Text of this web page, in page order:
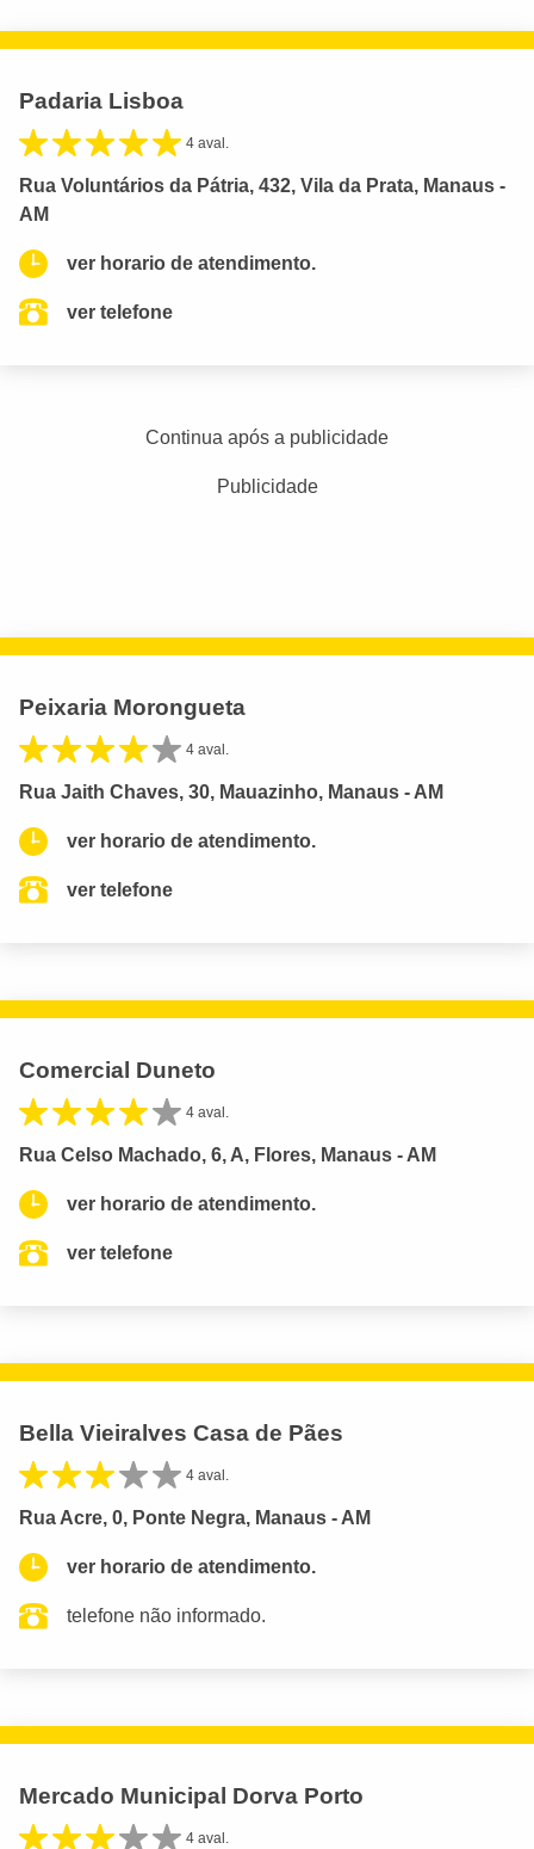
Padaria Lisboa
4 aval.
Rua Voluntários da Pátria, 432, Vila da Prata, Manaus -
AM
ver horario de atendimento.
ver telefone
Continua após a publicidade
Publicidade
Peixaria Morongueta
4 aval.
Rua Jaith Chaves, 30, Mauazinho, Manaus - AM
ver horario de atendimento.
ver telefone
Comercial Duneto
4 aval.
Rua Celso Machado, 6, A, Flores, Manaus - AM
ver horario de atendimento.
ver telefone
Bella Vieiralves Casa de Pães
4 aval.
Rua Acre, 0, Ponte Negra, Manaus - AM
ver horario de atendimento.
telefone não informado.
Mercado Municipal Dorva Porto
4 aval.